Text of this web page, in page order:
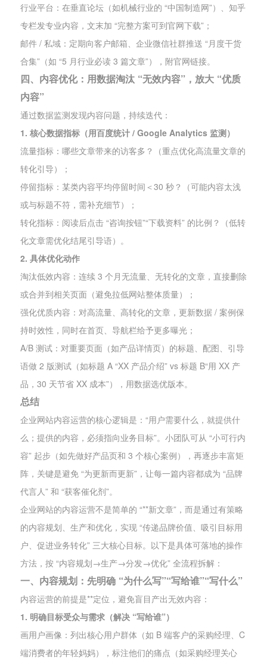
行业平台：在垂直论坛（如机械行业的 “中国制造网”）、知乎
专栏发专业内容，文末加 “完整方案可到官网下载”；
邮件 / 私域：定期向客户邮箱、企业微信社群推送 “月度干货
合集”（如 “5 月行业必读 3 篇文章”），附官网链接。
四、内容优化：用数据淘汰 “无效内容”，放大 “优质
内容”
通过数据监测发现内容问题，持续迭代：
1. 核心数据指标（用百度统计 / Google Analytics 监测）
流量指标：哪些文章带来的访客多？（重点优化高流量文章的
转化引导）；
停留指标：某类内容平均停留时间＜30 秒？（可能内容太浅
或与标题不符，需补充细节）；
转化指标：阅读后点击 “咨询按钮”“下载资料” 的比例？（低转
化文章需优化结尾引导语）。
2. 具体优化动作
淘汰低效内容：连续 3 个月无流量、无转化的文章，直接删除
或合并到相关页面（避免拉低网站整体质量）；
强化优质内容：对高流量、高转化的文章，更新数据 / 案例保
持时效性，同时在首页、导航栏给予更多曝光；
A/B 测试：对重要页面（如产品详情页）的标题、配图、引导
语做 2 版测试（如标题 A “XX 产品介绍” vs 标题 B“用 XX 产
品，30 天节省 XX 成本”），用数据选优版本。
总结
企业网站内容运营的核心逻辑是：“用户需要什么，就提供什
么；提供的内容，必须指向业务目标”。小团队可从 “小可行内
容” 起步（如先做好产品页和 3 个核心案例），再逐步丰富矩
阵，关键是避免 “为更新而更新”，让每一篇内容都成为 “品牌
代言人” 和 “获客催化剂”。
企业网站的内容运营不是简单的 “**新文章”，而是通过有策略
的内容规划、生产和优化，实现 “传递品牌价值、吸引目标用
户、促进业务转化” 三大核心目标。以下是具体可落地的操作
方法，按 “内容规划→生产→分发→优化” 全流程拆解：
一、内容规划：先明确 “为什么写”“写给谁”“写什么”
内容运营的前提是**定位，避免盲目产出无效内容：
1. 明确目标受众与需求（解决 “写给谁”）
画用户画像：列出核心用户群体（如 B 端客户的采购经理、C
端消费者的年轻妈妈），标注他们的痛点（如采购经理关心